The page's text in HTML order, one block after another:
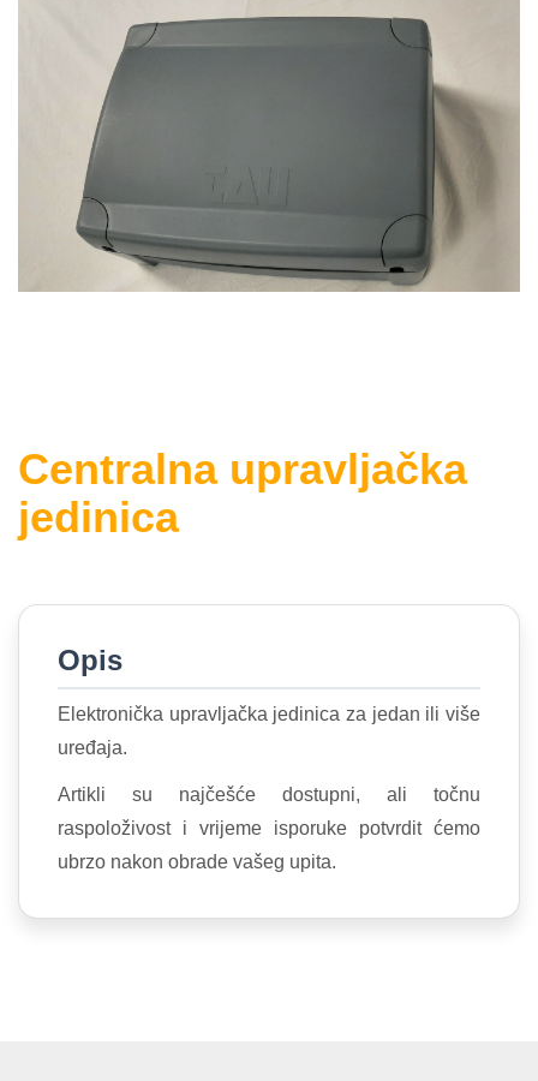
Centralna upravljačka
jedinica
Opis
Elektronička upravljačka jedinica za jedan ili više
uređaja.
Artikli su najčešće dostupni, ali točnu
raspoloživost i vrijeme isporuke potvrdit ćemo
ubrzo nakon obrade vašeg upita.